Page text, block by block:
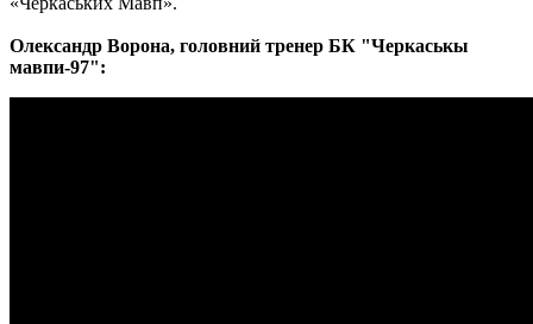
Олександр Ворона, головний тренер БК "Черкаськы
мавпи-97":